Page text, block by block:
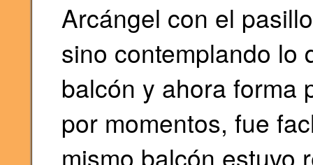
Arcángel con el
sino contemplando lo
balcón y ahora forma
por momentos, fue
mismo balcón estuvo